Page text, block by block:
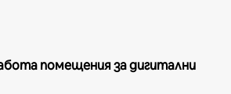
помещения за дигитални